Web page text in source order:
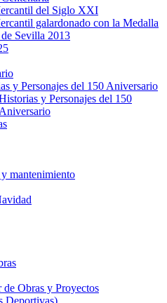
del Siglo XXI
galardonado con la Medalla
Sevilla 2013
y Personajes del 150 Aniversario
y Personajes del 150
Aniversario
mantenimiento
Obras y Proyectos